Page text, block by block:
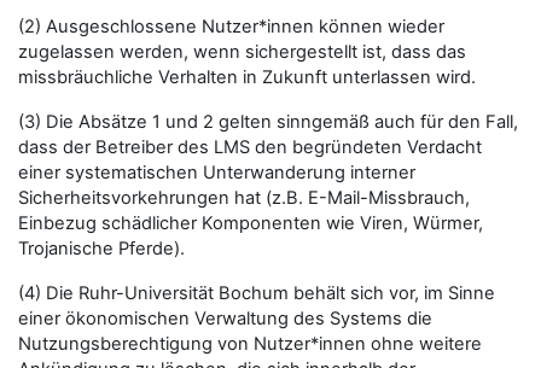
(2) Ausgeschlossene Nutzer*innen können wieder
zugelassen werden, wenn sichergestellt ist, dass das
missbräuchliche Verhalten in Zukunft unterlassen wird.
(3) Die Absätze 1 und 2 gelten sinngemäß auch für den Fall,
dass der Betreiber des LMS den begründeten Verdacht
einer systematischen Unterwanderung interner
Sicherheitsvorkehrungen hat (z.B. E-Mail-Missbrauch,
Einbezug schädlicher Komponenten wie Viren, Würmer,
Trojanische Pferde).
(4) Die Ruhr-Universität Bochum behält sich vor, im Sinne
einer ökonomischen Verwaltung des Systems die
Nutzungsberechtigung von Nutzer*innen ohne weitere